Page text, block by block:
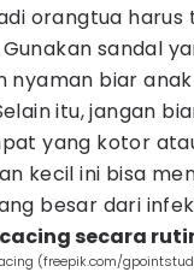
orangtua harus
sandal
nyaman biar
itu, jangan
yang kotor
kecil ini bisa
besar dari
secara
(freepik.com/